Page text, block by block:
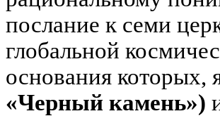
послание к семи
глобальной
основания которых,
«Черный камень»)